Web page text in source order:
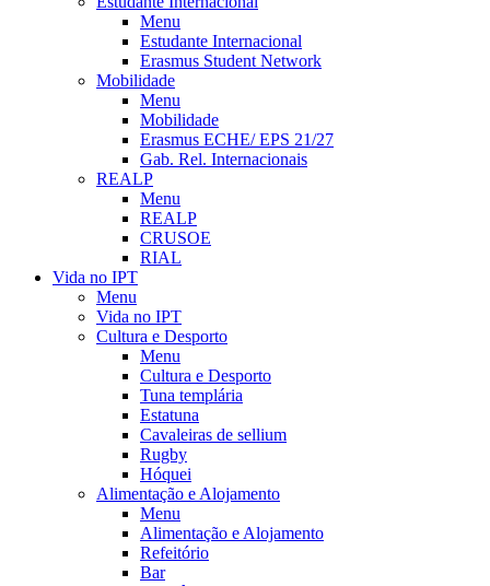
Menu
Estudante Internacional
Erasmus Student Network
Mobilidade
Menu
Mobilidade
Erasmus ECHE/ EPS 21/27
Gab. Rel. Internacionais
REALP
Menu
REALP
CRUSOE
RIAL
Vida no IPT
Menu
Vida no IPT
Cultura e Desporto
Menu
Cultura e Desporto
Tuna templária
Estatuna
Cavaleiras de sellium
Rugby
Hóquei
Alimentação e Alojamento
Menu
Alimentação e Alojamento
Refeitório
Bar